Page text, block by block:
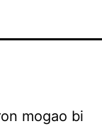
mogao bi